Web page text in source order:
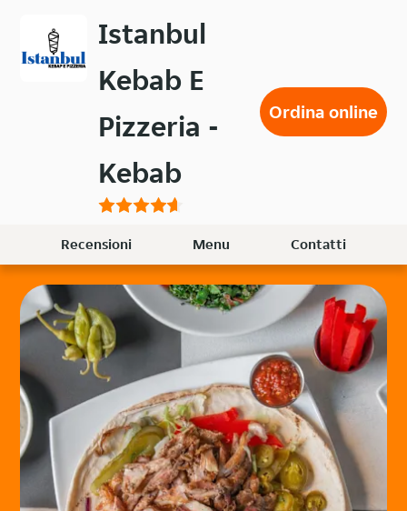
contenuto
Istanbul
Kebab E
Pizzeria -
Kebab
Ordina online
Recensioni Menu Contatti